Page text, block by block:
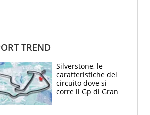
TREND
Silverstone, le
caratteristiche del
circuito dove si
corre il Gp di Gran